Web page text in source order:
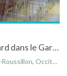
Mas "du Maréchal" à Vers-Pont-du-Gard dans le Gard - Languedoc-Roussillon avec piscine
Occitanie, France